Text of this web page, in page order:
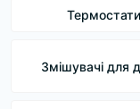
Термостати
Змішувачі для